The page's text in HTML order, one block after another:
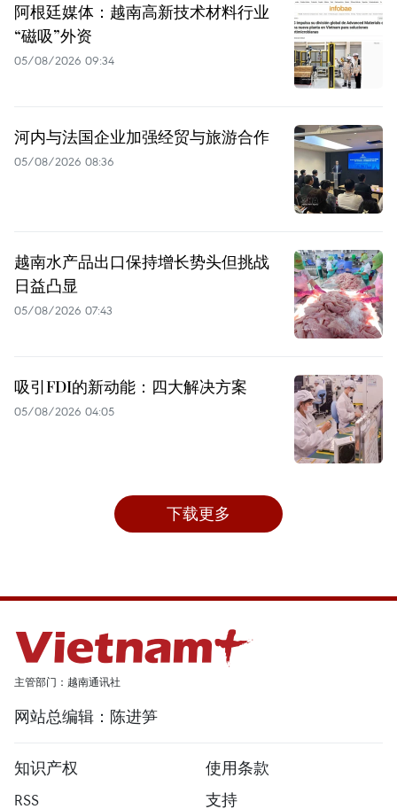
阿根廷媒体：越南高新技术材料行业
“磁吸”外资
05/08/2026 09:34
河内与法国企业加强经贸与旅游合作
05/08/2026 08:36
越南水产品出口保持增长势头但挑战
日益凸显
05/08/2026 07:43
吸引FDI的新动能：四大解决方案
05/08/2026 04:05
下载更多
主管部门：越南通讯社
网站总编辑：陈进笋
知识产权
使用条款
RSS
支持